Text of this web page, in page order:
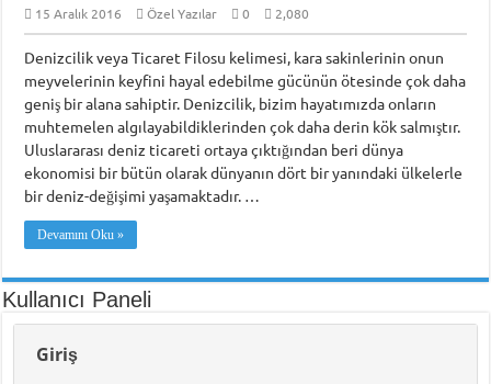
Piri Reis Üniversitesi’nin Karadeniz Ülkeleri için “Ortak Yüksek Lisans
DARGEB’ten, Deniz’den Fotoğraf Sergisi
DARGEB Denizci Gönüllüler’den Preveze Deniz Zaferi Videosu
15 Aralık 2016 Özel Yazılar 0 2,080
Denizcilik veya Ticaret Filosu kelimesi, kara sakinlerinin onun
meyvelerinin keyfini hayal edebilme gücünün ötesinde çok daha
geniş bir alana sahiptir. Denizcilik, bizim hayatımızda onların
muhtemelen algılayabildiklerinden çok daha derin kök salmıştır.
Uluslararası deniz ticareti ortaya çıktığından beri dünya
ekonomisi bir bütün olarak dünyanın dört bir yanındaki ülkelerle
bir deniz-değişimi yaşamaktadır. …
Devamını Oku »
Kullanıcı Paneli
Giriş